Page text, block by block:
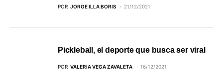
POR JORGE ILLA BORIS 21/12/2021
Pickleball, el deporte que busca ser viral
POR VALERIA VEGA ZAVALETA 16/12/2021